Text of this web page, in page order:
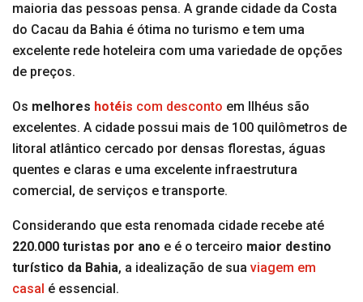
maioria das pessoas pensa. A grande cidade da Costa
do Cacau da Bahia é ótima no turismo e tem uma
excelente rede hoteleira com uma variedade de opções
de preços.
Os melhores hotéis com desconto em Ilhéus são
excelentes. A cidade possui mais de 100 quilômetros de
litoral atlântico cercado por densas florestas, águas
quentes e claras e uma excelente infraestrutura
comercial, de serviços e transporte.
Considerando que esta renomada cidade recebe até
220.000 turistas por ano e é o terceiro maior destino
turístico da Bahia, a idealização de sua viagem em
casal é essencial.